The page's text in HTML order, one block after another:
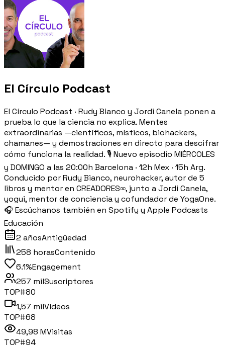
El Círculo Podcast
El Círculo Podcast · Rudy Bianco y Jordi Canela ponen a
prueba lo que la ciencia no explica. Mentes
extraordinarias —científicos, místicos, biohackers,
chamanes— y demostraciones en directo para descifrar
cómo funciona la realidad. 🎙️ Nuevo episodio MIÉRCOLES
y DOMINGO a las 20:00h Barcelona · 12h Mex · 15h Arg.
Conducido por Rudy Bianco, neurohacker, autor de 5
libros y mentor en CREADORES∞, junto a Jordi Canela,
yogui, mentor de conciencia y cofundador de YogaOne.
🎧 Escúchanos también en Spotify y Apple Podcasts
Educación
2 añosAntigüedad
258 horasContenido
6.1%Engagement
257 milSuscriptores
TOP#80
1,57 milVídeos
TOP#68
49,98 MVisitas
TOP#94